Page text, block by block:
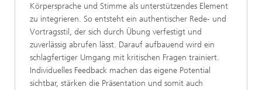
Körpersprache und Stimme als unterstützendes Element
zu integrieren. So entsteht ein authentischer Rede- und
Vortragsstil, der sich durch Übung verfestigt und
zuverlässig abrufen lässt. Darauf aufbauend wird ein
schlagfertiger Umgang mit kritischen Fragen trainiert.
Individuelles Feedback machen das eigene Potential
sichtbar, stärken die Präsentation und somit auch